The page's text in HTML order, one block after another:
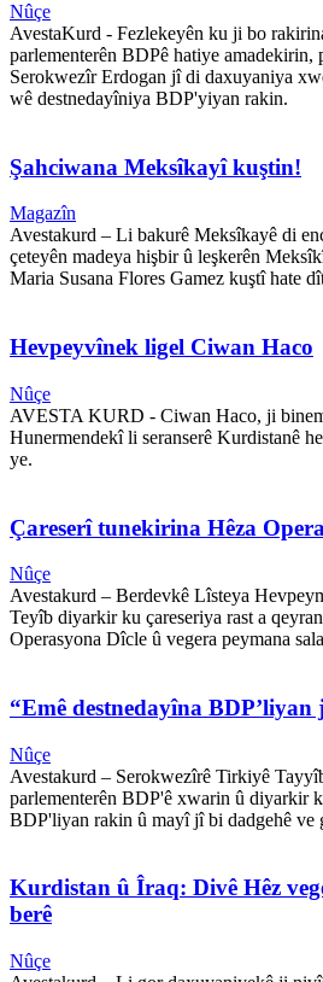
Nûçe
AvestaKurd - Fezlekeyên ku ji bo
parlementerên BDPê hatiye amadekirin,
Serokwezîr Erdogan jî di daxuyaniya
wê destnedayîniya BDP'yiyan rakin.
Şahciwana Meksîkayî kuştin!
Magazîn
Avestakurd – Li bakurê Meksîkayê di
çeteyên madeya hişbir û leşkerên
Maria Susana Flores Gamez kuştî hate
Hevpeyvînek ligel Ciwan Haco
Nûçe
AVESTA KURD - Ciwan Haco, ji
Hunermendekî li seranserê Kurdistanê
ye.
Çareserî tunekirina Hêza
Nûçe
Avestakurd – Berdevkê Lîsteya
Teyîb diyarkir ku çareseriya rast a
Operasyona Dîcle û vegera peymana
“Emê destnedayîna BDP’liyan
Nûçe
Avestakurd – Serokwezîrê Tirkiyê
parlementerên BDP'ê xwarin û diyarkir
BDP'liyan rakin û mayî jî bi dadgehê ve
Kurdistan û Îraq: Divê Hêz
berê
Nûçe